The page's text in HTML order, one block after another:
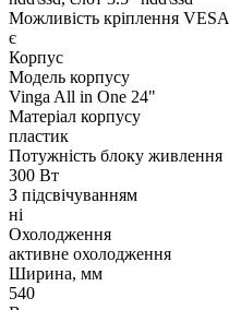
Можливість кріплення VESA
є
Корпус
Модель корпусу
Vinga All in One 24"
Матеріал корпусу
пластик
Потужність блоку живлення
300 Вт
З підсвічуванням
ні
Охолодження
активне охолодження
Ширина, мм
540